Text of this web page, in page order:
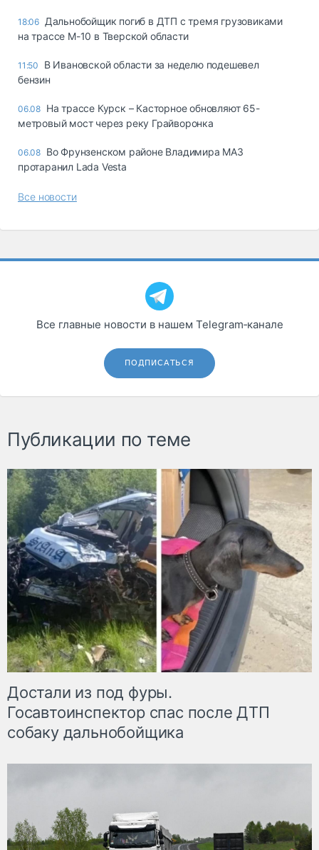
18:06 Дальнобойщик погиб в ДТП с тремя грузовиками
на трассе М-10 в Тверской области
11:50
В Ивановской области за неделю подешевел
бензин
06.08 На трассе Курск – Касторное обновляют 65-
метровый мост через реку Грайворонка
06.08 Во Фрунзенском районе Владимира МАЗ
протаранил Lada Vesta
Все новости
Все главные новости в нашем Telegram‑канале
ПОДПИСАТЬСЯ
Публикации по теме
Достали из под фуры.
Госавтоинспектор спас после ДТП
собаку дальнобойщика